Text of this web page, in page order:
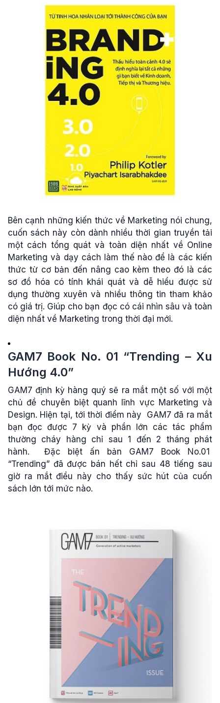
Bên cạnh những kiến thức về Marketing nói chung,
cuốn sách này còn dành nhiều thời gian truyền tải
một cách tổng quát và toàn diện nhất về Online
Marketing và dạy cách làm thế nào để là các kiến
thức từ cơ bản đến nâng cao kèm theo đó là các
sơ đồ hóa có tính khái quát và dễ hiểu được sử
dụng thường xuyên và nhiều thông tin tham khảo
có giá trị. Giúp cho bạn đọc có cái nhìn sâu và toàn
diện nhất về Marketing trong thời đại mới.
GAM7 Book No. 01 “Trending – Xu
Hướng 4.0”
GAM7 định kỳ hàng quý sẽ ra mắt một số với một
chủ đề chuyên biệt quanh lĩnh vực Marketing và
Design. Hiện tại, tới thời điểm này GAM7 đã ra mắt
bạn đọc được 7 kỳ và phần lớn các tác phẩm
thường cháy hàng chỉ sau 1 đến 2 tháng phát
hành. Đặc biệt ấn bản GAM7 Book No.01
“Trending” đã được bán hết chỉ sau 48 tiếng sau
giờ ra mắt điều này cho thấy sức hút của cuốn
sách lớn tới mức nào.